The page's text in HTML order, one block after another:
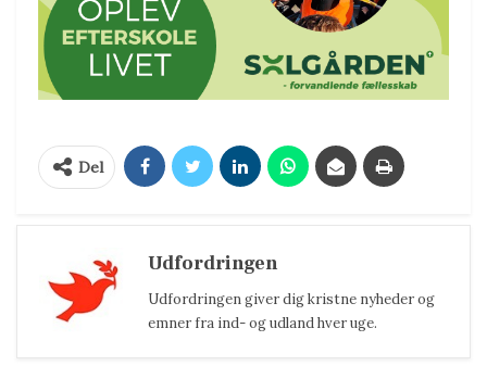
Del
Udfordringen
Udfordringen giver dig kristne nyheder og
emner fra ind- og udland hver uge.